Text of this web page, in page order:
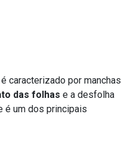
é caracterizado por manchas
das folhas e a desfolha
é um dos principais